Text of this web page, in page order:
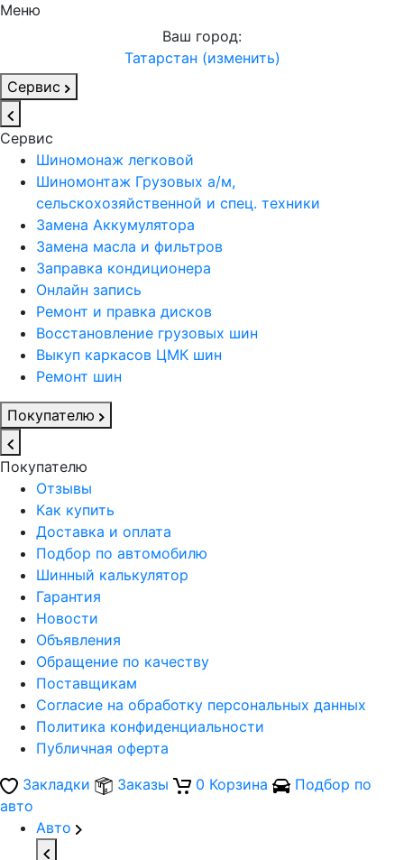
Меню
Ваш город:
Татарстан (изменить)
Сервис
Сервис
Шиномонаж легковой
Шиномонтаж Грузовых а/м,
сельскохозяйственной и спец. техники
Замена Аккумулятора
Замена масла и фильтров
Заправка кондиционера
Онлайн запись
Ремонт и правка дисков
Восстановление грузовых шин
Выкуп каркасов ЦМК шин
Ремонт шин
Покупателю
Покупателю
Отзывы
Как купить
Доставка и оплата
Подбор по автомобилю
Шинный калькулятор
Гарантия
Новости
Объявления
Обращение по качеству
Поставщикам
Согласие на обработку персональных данных
Политика конфиденциальности
Публичная оферта
Закладки
Заказы 0 Корзина
Подбор по
авто
Авто